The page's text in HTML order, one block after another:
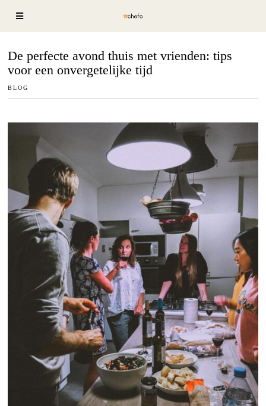
De perfecte avond thuis met vrienden: tips
voor een onvergetelijke tijd
BLOG